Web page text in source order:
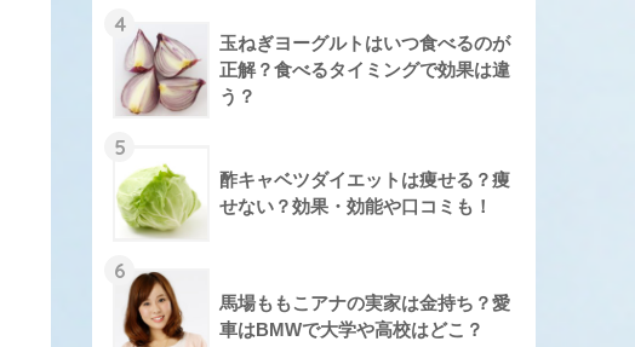
4
玉ねぎヨーグルトはいつ食べるのが
正解？食べるタイミングで効果は違
う？
5
酢キャベツダイエットは痩せる？痩
せない？効果・効能や口コミも！
6
馬場ももこアナの実家は金持ち？愛
車はBMWで大学や高校はどこ？